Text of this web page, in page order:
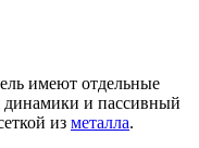
имеют отдельные
и пассивный
из металла.